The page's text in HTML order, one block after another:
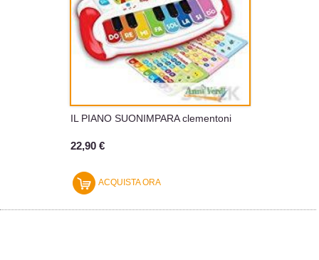
IL PIANO SUONIMPARA clementoni
22,90 €
ACQUISTA ORA